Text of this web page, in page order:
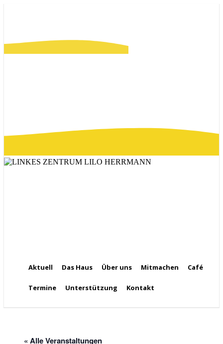
Aktuell Das Haus Über uns Mitmachen Café
Termine Unterstützung Kontakt
« Alle Veranstaltungen